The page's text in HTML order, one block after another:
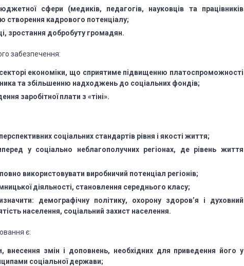
сфери (медиків, педагогів, науковців та працівників
створення кадрового потенціалу;
зростання добробуту громадян.
забезпечення:
економіки, що сприятиме підвищенню платоспроможності
та збільшенню надходжень до соціальних фондів;
заробітної плати з «тіні».
соціальних стандартів рівня і якості життя;
у соціально неблагополучних регіонах, де рівень життя
використовувати виробничий потенціал регіонів;
діяльності, становлення середнього класу;
демографічну політику, охорону здоров’я і духовний
населення, соціальний захист населення.
є:
внесення змін і доповнень, необхідних для приведення його у
соціальної держави;